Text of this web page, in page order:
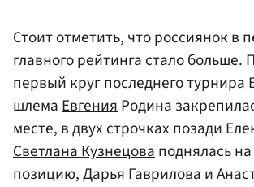
Стоит отметить, что россиянок в
главного рейтинга стало
первый круг последнего турнира
шлемаЕвгенияРодина
месте, в двух строчках позади
Светлана Кузнецоваподнялась
позицию,Дарья Гавриловаи